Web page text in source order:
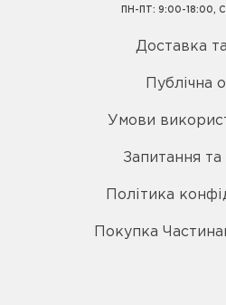
ПН-ПТ: 9:00-18:00,
Доставка
Публічна
Умови
Запитання та
Політика
Покупка